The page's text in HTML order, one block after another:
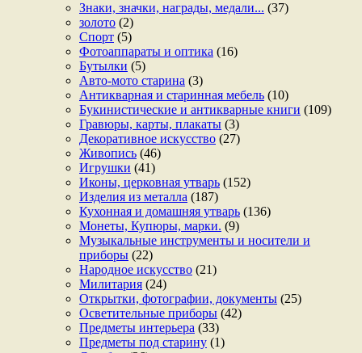
Знаки, значки, награды, медали... (37)
золото (2)
Спорт (5)
Фотоаппараты и оптика (16)
Бутылки (5)
Авто-мото старина (3)
Антикварная и старинная мебель (10)
Букинистические и антикварные книги (109)
Гравюры, карты, плакаты (3)
Декоративное искусство (27)
Живопись (46)
Игрушки (41)
Иконы, церковная утварь (152)
Изделия из металла (187)
Кухонная и домашняя утварь (136)
Монеты, Купюры, марки. (9)
Музыкальные инструменты и носители и
приборы (22)
Народное искусство (21)
Милитария (24)
Открытки, фотографии, документы (25)
Осветительные приборы (42)
Предметы интерьера (33)
Предметы под старину (1)